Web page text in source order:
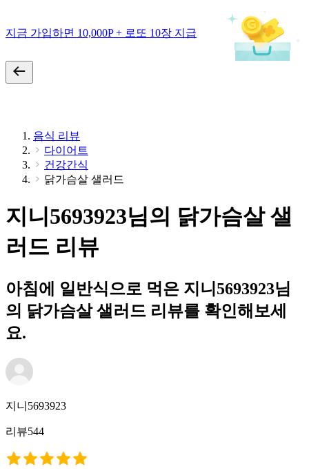
지금 가입하면 10,000P + 로또 10장 지급
음식 리뷰
다이어트
건강간식
닭가슴살 샐러드
지니5693923님의 닭가슴살 샐
러드 리뷰
아침에 일반식으로 먹은 지니5693923님
의 닭가슴살 샐러드 리뷰를 확인해보세
요.
지니5693923
리뷰544